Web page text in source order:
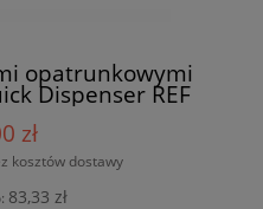
opatrunkowymi
Dispenser REF
zł
kosztów dostawy
83,33 zł